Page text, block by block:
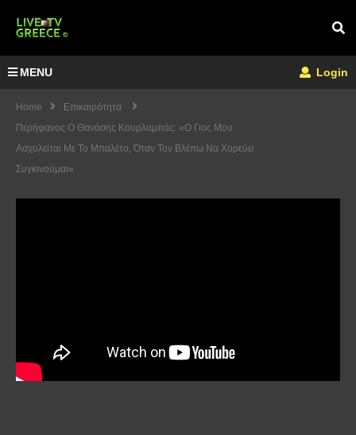
MENU Login
Home
Επικαιρότητα
Περήφανος Ο Θανάσης Κουρλαμπάς: «Ο Γιος Μου
Ασχολείται Με Το Μπαλέτο, Όταν Τον Βλέπω Να Χορεύει
Συγκινούμαι»